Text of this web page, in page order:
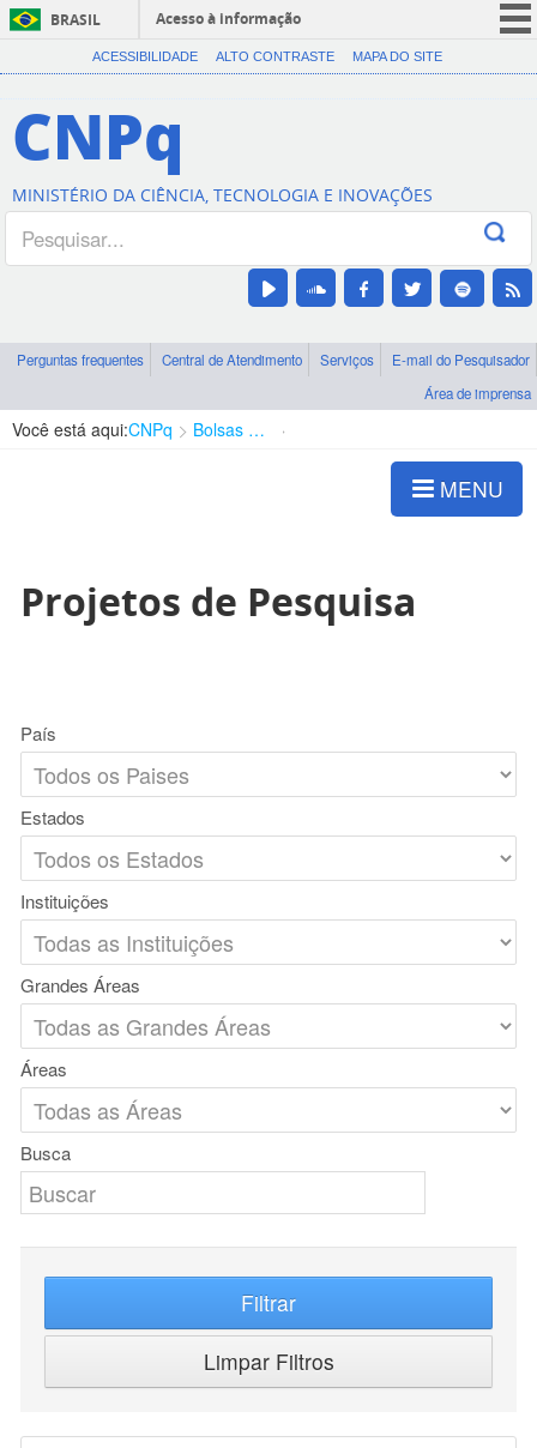
BRASIL
Acesso à informação
CORONAVÍRUS (COVID-19)
Canais
ACESSIBILIDADE ALTO CONTRASTE MAPA DO SITE
CNPq
MINISTÉRIO DA CIÊNCIA, TECNOLOGIA E INOVAÇÕES
Perguntas frequentes Central de Atendimento Serviços
E-mail do Pesquisador
Área de imprensa
Você está aqui:CNPq Bolsas e Auxílios Vigentes
MENU
Projetos de Pesquisa
País
Estados
Instituições
Grandes Áreas
Áreas
Busca
Filtrar
Limpar Filtros